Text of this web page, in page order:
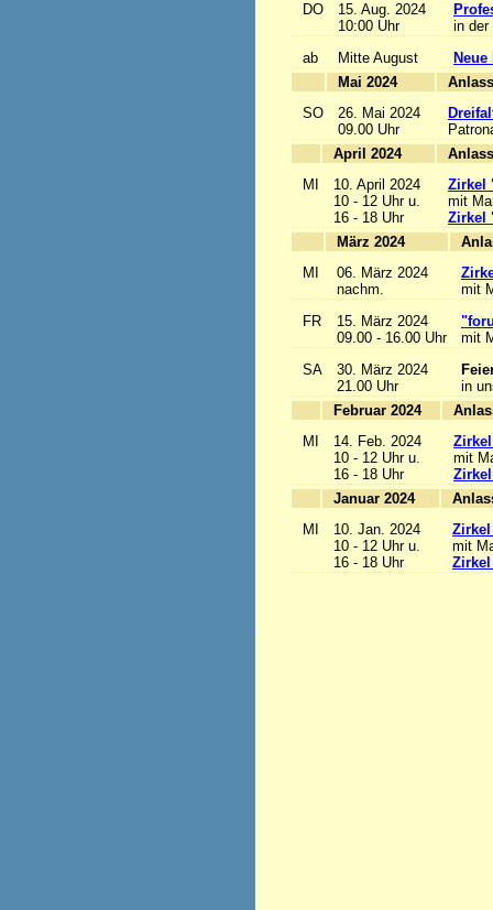
DO
15. Aug. 2024
10:00 Uhr
in der
ab
Mitte August
Mai 2024
SO
26. Mai 2024
09.00 Uhr
April 2024
MI
10. April 2024
10 - 12 Uhr u.
16 - 18 Uhr
Zirkel
mit
Zirkel
März 2024
MI
06. März 2024
nachm.
mit
FR
15. März 2024
09.00 - 16.00 Uhr
mit
SA
30. März 2024
21.00 Uhr
in
Februar 2024
MI
14. Feb. 2024
10 - 12 Uhr u.
16 - 18 Uhr
mit
Januar 2024
MI
10. Jan. 2024
10 - 12 Uhr u.
16 - 18 Uhr
mit